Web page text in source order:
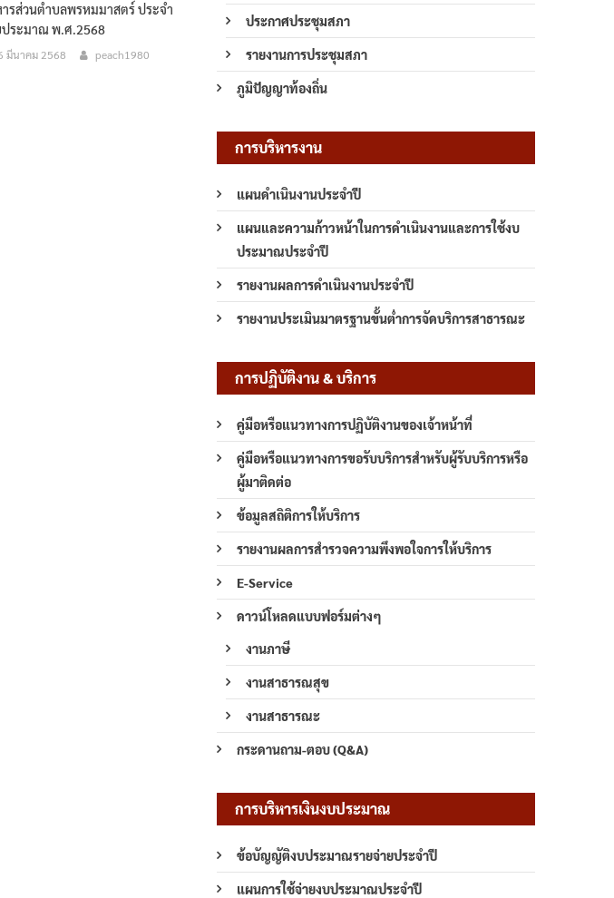
รส่วนตำบลพรหมมาสตร์ ประจำ
ระมาณ พ.ศ.2568
มีนาคม 2568 peach1980
ประกาศประชุมสภา
รายงานการประชุมสภา
ภูมิปัญญาท้องถิ่น
การบริหารงาน
แผนดำเนินงานประจำปี
แผนและความก้าวหน้าในการดำเนินงานและการใช้งบ
ประมาณประจำปี
รายงานผลการดำเนินงานประจำปี
รายงานประเมินมาตรฐานขั้นต่ำการจัดบริการสาธารณะ
การปฏิบัติงาน & บริการ
คู่มือหรือแนวทางการปฏิบัติงานของเจ้าหน้าที่
คู่มือหรือแนวทางการขอรับบริการสำหรับผู้รับบริการหรือ
ผู้มาติดต่อ
ข้อมูลสถิติการให้บริการ
รายงานผลการสำรวจความพึงพอใจการให้บริการ
E-Service
ดาวน์โหลดแบบฟอร์มต่างๆ
งานภาษี
งานสาธารณสุข
งานสาธารณะ
กระดานถาม-ตอบ (Q&A)
การบริหารเงินงบประมาณ
ข้อบัญญัติงบประมาณรายจ่ายประจำปี
แผนการใช้จ่ายงบประมาณประจำปี